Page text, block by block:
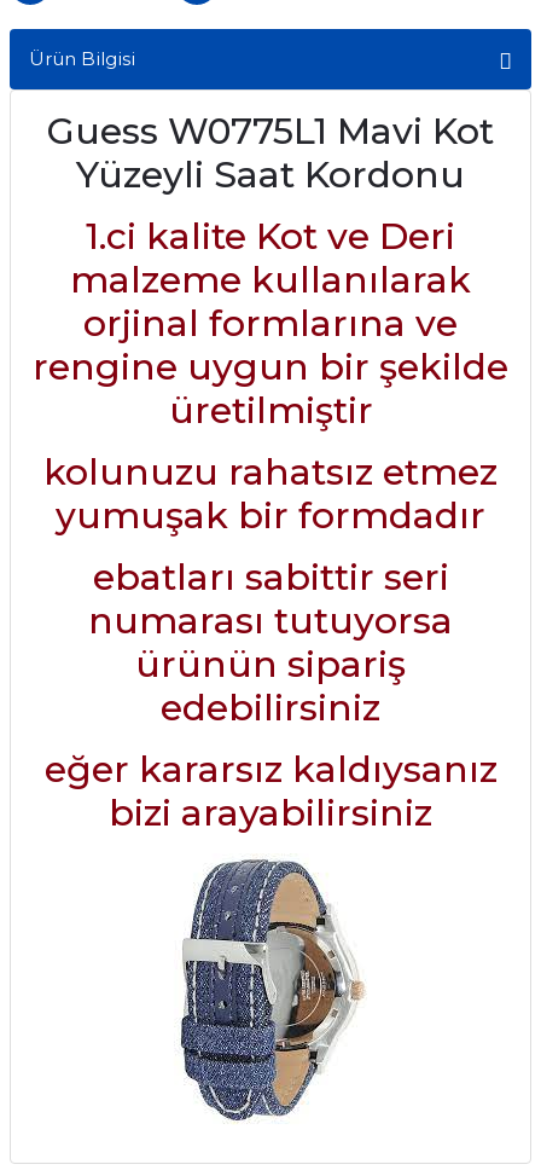
Ürün Bilgisi
Guess W0775L1 Mavi Kot
Yüzeyli Saat Kordonu
1.ci kalite Kot ve Deri
malzeme kullanılarak
orjinal formlarına ve
rengine uygun bir şekilde
üretilmiştir
kolunuzu rahatsız etmez
yumuşak bir formdadır
ebatları sabittir seri
numarası tutuyorsa
ürünün sipariş
edebilirsiniz
eğer kararsız kaldıysanız
bizi arayabilirsiniz